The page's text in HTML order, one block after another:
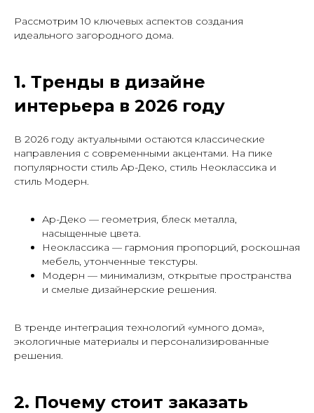
Рассмотрим 10 ключевых аспектов создания
идеального загородного дома.
1. Тренды в дизайне
интерьера в 2026 году
В 2026 году актуальными остаются классические
направления с современными акцентами. На пике
популярности стиль Ар-Деко, стиль Неоклассика и
стиль Модерн.
Ар-Деко — геометрия, блеск металла,
насыщенные цвета.
Неоклассика — гармония пропорций, роскошная
мебель, утонченные текстуры.
Модерн — минимализм, открытые пространства
и смелые дизайнерские решения.
В тренде интеграция технологий «умного дома»,
экологичные материалы и персонализированные
решения.
2. Почему стоит заказать